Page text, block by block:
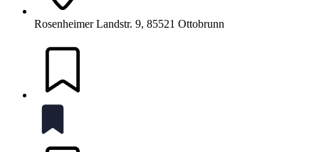
Rosenheimer Landstr. 9, 85521 Ottobrunn